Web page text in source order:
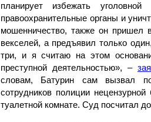
планирует избежать уголовной
правоохранительные органы и
мошенничество, также он пришел
векселей, а предъявил только
три, и я считаю на этом
преступной деятельностью», –
словам, Батурин сам вызвал
сотрудников полиции
туалетной комнате. Суд посчитал